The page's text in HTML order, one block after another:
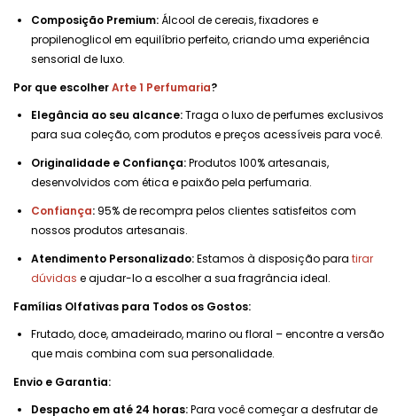
Composição Premium:Álcool de cereais, fixadores e
propilenoglicol em equilíbrio perfeito, criando uma experiência
sensorial de luxo.
Por que escolherArte 1 Perfumaria?
Elegância ao seu alcance:Traga o luxo de perfumes exclusivos
para sua coleção, com produtos e preços acessíveis para você.
Originalidade e Confiança:Produtos 100% artesanais,
desenvolvidos com ética e paixão pela perfumaria.
Confiança: 95% de recompra pelos clientes satisfeitos com
nossos produtos artesanais.
Atendimento Personalizado:Estamos à disposição para tirar
dúvidas e ajudar-lo a escolher a sua fragrância ideal.
Famílias Olfativas para Todos os Gostos:
Frutado, doce, amadeirado, marino ou floral – encontre a versão
que mais combina com sua personalidade.
Envio e Garantia:
Despacho em até 24 horas:Para você começar a desfrutar de